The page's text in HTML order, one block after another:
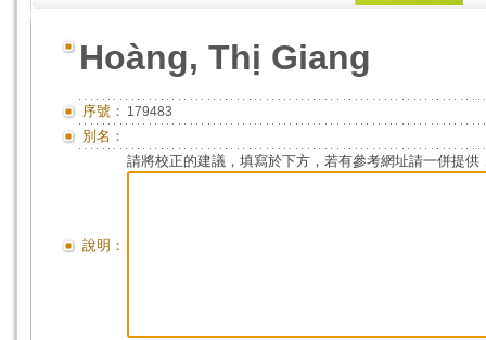
Hoàng, Thị Giang
序號： 179483
別名：
說明：
請將校正的建議，填寫於下方，若有參考網址請一併提供